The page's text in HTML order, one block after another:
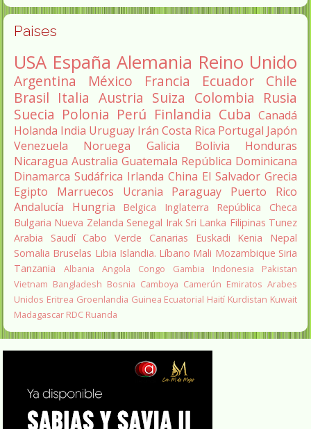
Paises
USA España Alemania Reino Unido
Argentina México Francia Ecuador
Chile
Brasil Italia Austria Suiza Colombia Rusia
Suecia Polonia Perú Finlandia Cuba Canadá
Holanda India Uruguay Irán Costa Rica Portugal Japón
Venezuela
Noruega Galicia Bolivia
Honduras
Nicaragua Australia Guatemala República Dominicana
Dinamarca Sudáfrica Irlanda China El Salvador Grecia
Egipto
Marruecos Ucrania Paraguay
Puerto Rico
Andalucía
Hungria Belgica Inglaterra
República Checa
Bulgaria Nueva Zelanda Senegal Irak Sri Lanka Filipinas Tunez
Arabia Saudí Cabo Verde Canarias Euskadi Kenia
Nepal
Somalia Bruselas Libia Islandia. Líbano Mali Mozambique Siria
Tanzania
Albania Angola Congo Gambia Indonesia
Pakistan
Vietnam Bangladesh Bosnia Camboya Camerún Emiratos Arabes
Unidos Eritrea Groenlandia Guinea Ecuatorial Haití Kurdistan Kuwait
Madagascar RDC Ruanda